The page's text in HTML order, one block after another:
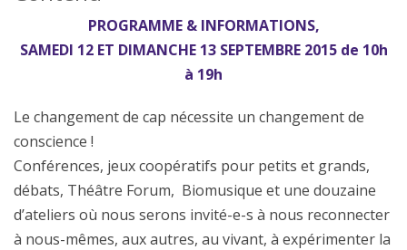
PROGRAMME & INFORMATIONS,
SAMEDI 12 ET DIMANCHE 13 SEPTEMBRE 2015 de 10h
à 19h
Le changement de cap nécessite un changement de
conscience !
Conférences, jeux coopératifs pour petits et grands,
débats, Théâtre Forum, Biomusique et une douzaine
d’ateliers où nous serons invité-e-s à nous reconnecter
à nous-mêmes, aux autres, au vivant, à expérimenter la